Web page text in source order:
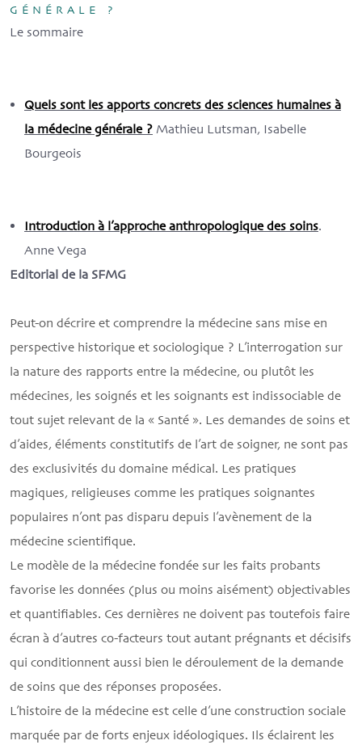
GÉNÉRALE ?
Le sommaire
Quels sont les apports concrets des sciences humaines à
la médecine générale ?Mathieu Lutsman, Isabelle
Bourgeois
Introduction à l’approche anthropologique des soins.
Anne Vega
Editorial de la SFMG
Peut-on décrire et comprendre la médecine sans mise en
perspective historique et sociologique ? L’interrogation sur
la nature des rapports entre la médecine, ou plutôt les
médecines, les soignés et les soignants est indissociable de
tout sujet relevant de la « Santé ». Les demandes de soins et
d’aides, éléments constitutifs de l’art de soigner, ne sont pas
des exclusivités du domaine médical. Les pratiques
magiques, religieuses comme les pratiques soignantes
populaires n’ont pas disparu depuis l’avènement de la
médecine scientiﬁque.
Le modèle de la médecine fondée sur les faits probants
favorise les données (plus ou moins aisément) objectivables
et quantiﬁables. Ces dernières ne doivent pas toutefois faire
écran à d’autres co-facteurs tout autant prégnants et décisifs
qui conditionnent aussi bien le déroulement de la demande
de soins que des réponses proposées.
L’histoire de la médecine est celle d’une construction sociale
marquée par de forts enjeux idéologiques. Ils éclairent les